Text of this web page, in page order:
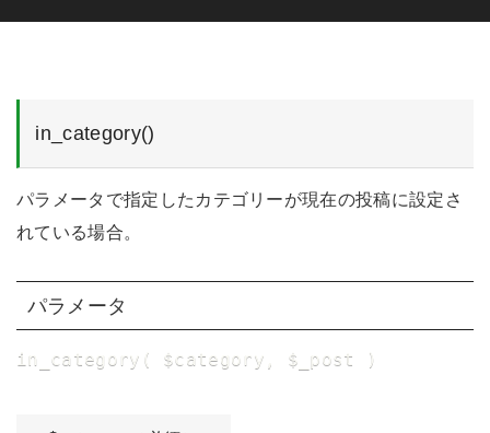
in_category()
パラメータで指定したカテゴリーが現在の投稿に設定さ
れている場合。
パラメータ
in_category( $category, $_post )